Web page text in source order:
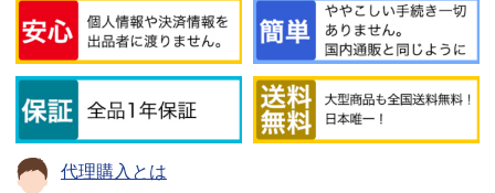
代理購入とは